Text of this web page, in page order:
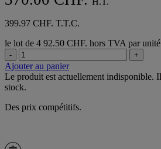
399.97 CHF. T.T.C.
le lot de 4 92.50 CHF. hors TVA par unité
- +
Ajouter au panier
Le produit est actuellement indisponible.
stock.
Des prix compétitifs.